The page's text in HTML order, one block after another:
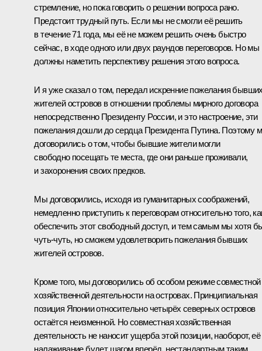
стремление, но пока говорить о решении вопроса рано.
Предстоит трудный путь. Если мы не смогли её решить
в течение 71 года, мы её не можем решить очень быстро
сейчас, в ходе одного или двух раундов переговоров. Но мы
должны наметить перспективу решения этого вопроса.
И я уже сказал о том, передал искренние пожелания
жителей островов в отношении проблемы мирного договора
непосредственно Президенту России, и это настроение, эти
пожелания дошли до сердца Президента Путина. Поэтому
договорились о том, чтобы бывшие жители могли
свободно посещать те места, где они раньше проживали,
и захоронения своих предков.
Мы договорились, исходя из гуманитарных соображений,
немедленно приступить к переговорам относительно того,
обеспечить этот свободный доступ, и тем самым мы хотя
чуть-чуть, но сможем удовлетворить пожелания бывших
жителей островов.
Кроме того, мы договорились об особом режиме совместной
хозяйственной деятельности на островах. Принципиальная
позиция Японии относительно четырёх северных островов
остаётся неизменной. Но совместная хозяйственная
деятельность не наносит ущерба этой позиции, наоборот, её